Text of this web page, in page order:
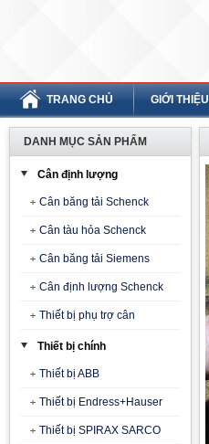
TRANG CHỦ GIỚI THIỆU
DANH MỤC SẢN PHẨM
Cân định lượng
Cân băng tải Schenck
Cân tàu hỏa Schenck
Cân băng tải Siemens
Cân định lượng Schenck
Thiết bị phụ trợ cân
Thiết bị chính
Thiết bị ABB
Thiết bị Endress+Hauser
Thiết bị SPIRAX SARCO